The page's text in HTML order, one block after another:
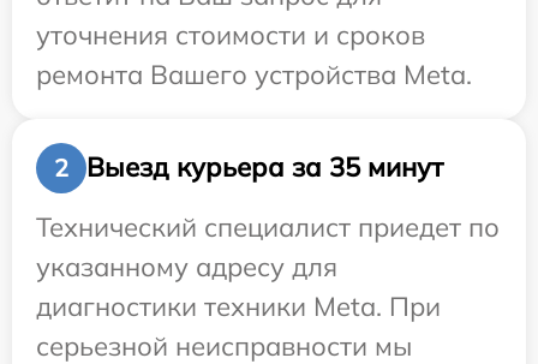
уточнения стоимости и сроков
ремонта Вашего устройства Meta.
2
Выезд курьера за 35 минут
Технический специалист приедет по
указанному адресу для
диагностики техники Meta. При
серьезной неисправности мы